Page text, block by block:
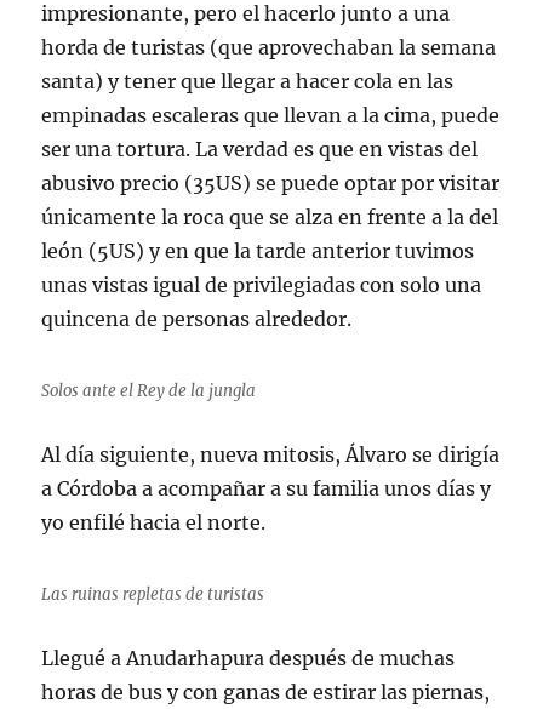
impresionante, pero el hacerlo junto a una
horda de turistas (que aprovechaban la semana
santa) y tener que llegar a hacer cola en las
empinadas escaleras que llevan a la cima, puede
ser una tortura. La verdad es que en vistas del
abusivo precio (35US) se puede optar por visitar
únicamente la roca que se alza en frente a la del
león (5US) y en que la tarde anterior tuvimos
unas vistas igual de privilegiadas con solo una
quincena de personas alrededor.
Solos ante el Rey de la jungla
Al día siguiente, nueva mitosis, Álvaro se dirigía
a Córdoba a acompañar a su familia unos días y
yo enfilé hacia el norte.
Las ruinas repletas de turistas
Llegué a Anudarhapura después de muchas
horas de bus y con ganas de estirar las piernas,